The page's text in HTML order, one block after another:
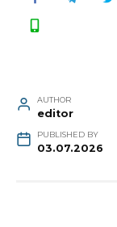
AUTHOR
editor
PUBLISHED BY
03.07.2026